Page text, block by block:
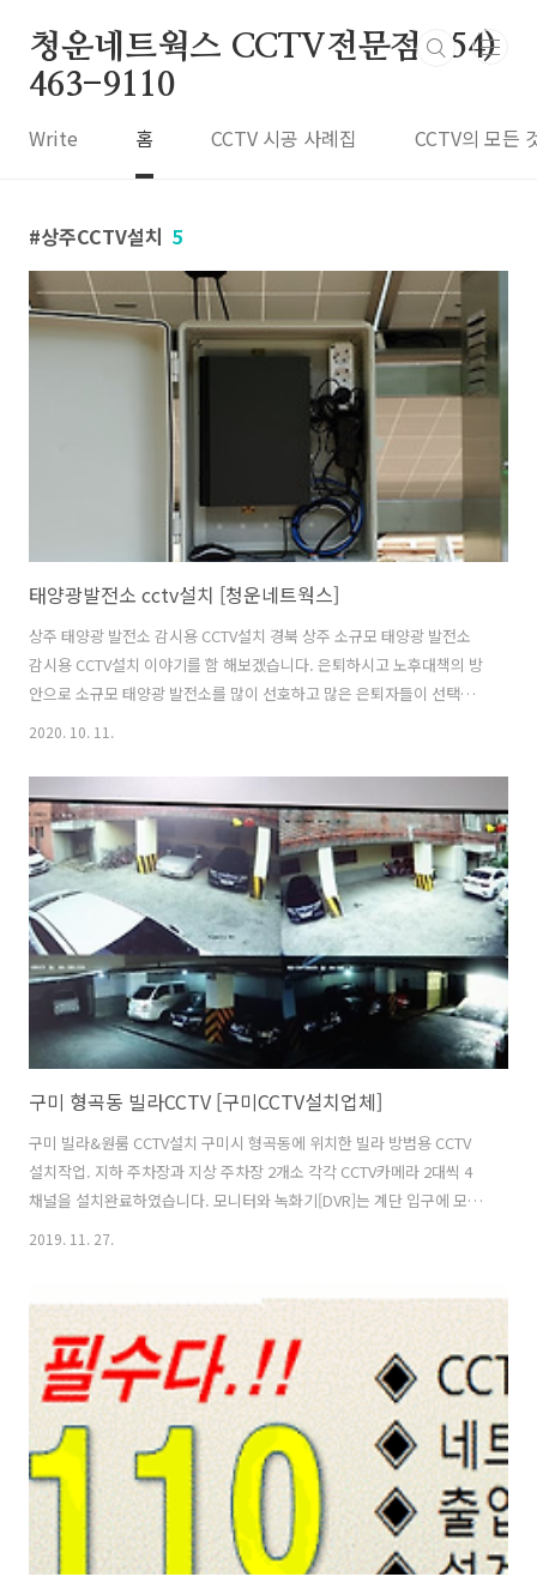
청운네트웍스 CCTV전문점 054)
463-9110
Write 홈 CCTV 시공 사례집 CCTV의 모든
상주CCTV설치 5
태양광발전소 cctv설치 [청운네트웍스]
상주 태양광 발전소 감시용 CCTV설치 경북 상주 소규모 태양광 발전소
감시용 CCTV설치 이야기를 함 해보겠습니다. 은퇴하시고 노후대책의 방
안으로 소규모 태양광 발전소를 많이 선호하고 많은 은퇴자들이 선택합
니다. 그리고 태양광 발전소를 설치하고 지속적으로 관리가 필요하게 되
입자를 감시하고 여러 가지 요인들로 인해 발전소 내에 일어나는 문제들
을 관리할 수 있도록 하기위해서 CCTV설치는 필수가 되었습니다. CCTV
전문 설치 및 설계 업체로서 태양광 발전소 환경에 맞춤 CCTV 시스템을
제공해드립니다. 특히 태양광 발전소 특성상 영상 노이즈에 대한 대책을
수립하여야 합니다. 그 대안으로 디지털 IP네트워크 기반의 CCTV 카메
라를 설치하..
2020. 10. 11.
구미 형곡동 빌라CCTV [구미CCTV설치업체]
구미 빌라&원룸 CCTV설치 구미시 형곡동에 위치한 빌라 방범용 CCTV
설치작업. 지하 주차장과 지상 주차장 2개소 각각 CCTV카메라 2대씩 4
채널을 설치완료하였습니다. 모니터와 녹화기[DVR]는 계단 입구에 모니
터 일체형 랙을 설치하여 방범효과를 극대화하였습니다. 물론 모니터 일
업체 ] 지하주차장 하우징 일체형 CCTV카메라 설치완료. [구미CCTV설
치] 지하 주차장 영상케이블 및 각종 케이블 보호를 위하여 금속제 가요
전선관으로 배관작업완료. [ 구미CCTV / 청운네트웍스 ] 빌라 지상 주차
장 방범용하우징 일체형 CCTV설치완료. 지상 주차장은 기존 가로등..
2019. 11. 27.